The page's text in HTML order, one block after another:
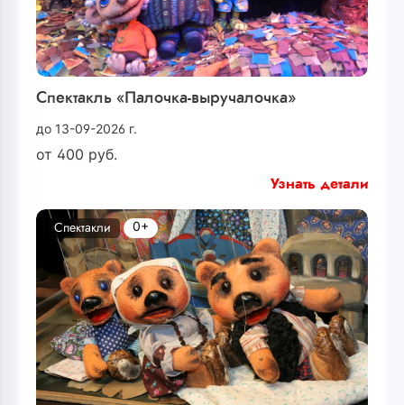
Спектакль «Палочка-выручалочка»
до 13-09-2026 г.
от 400 руб.
Узнать детали
Спектакли 0+